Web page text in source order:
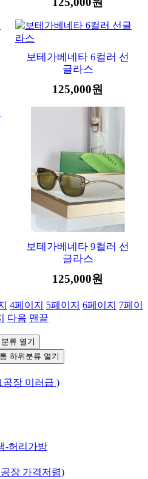
보테가베네타 6컬러 선
글라스
125,000원
보테가베네타 9컬러 선
글라스
125,000원
4페이지 5페이지 6페이지 7페이
다음 맨끝
류 열기
하위분류 열기
공장 미러급 )
-허리가방
장 가격저렴)